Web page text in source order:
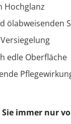
Hochglanz
ölabweisenden
edle Oberfläche
immer nur